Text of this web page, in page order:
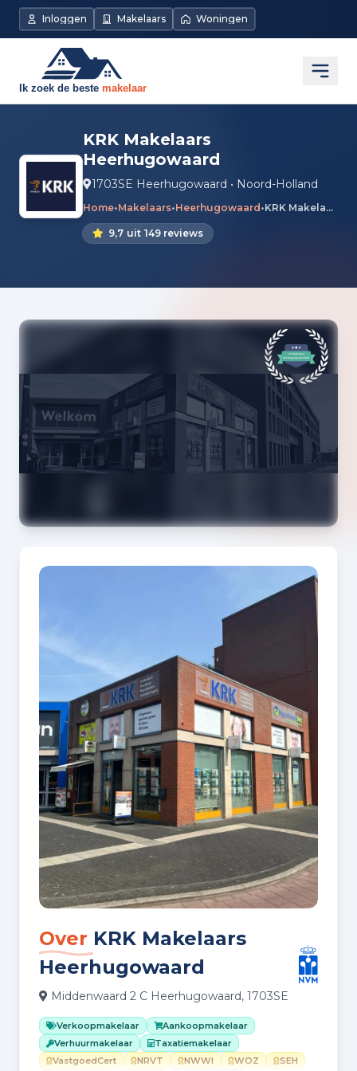
Inloggen Makelaars Woningen
KRK Makelaars
Heerhugowaard
1703SE Heerhugowaard • Noord-Holland
Home•Makelaars•Heerhugowaard • KRK Makelaars Heerhugowaard
9,7 uit 149 reviews
Over KRK Makelaars
Heerhugowaard
Middenwaard 2 C Heerhugowaard, 1703SE
Verkoopmakelaar
Aankoopmakelaar
Verhuurmakelaar
Taxatiemakelaar
VastgoedCert
NRVT NWWI WOZ
SEH